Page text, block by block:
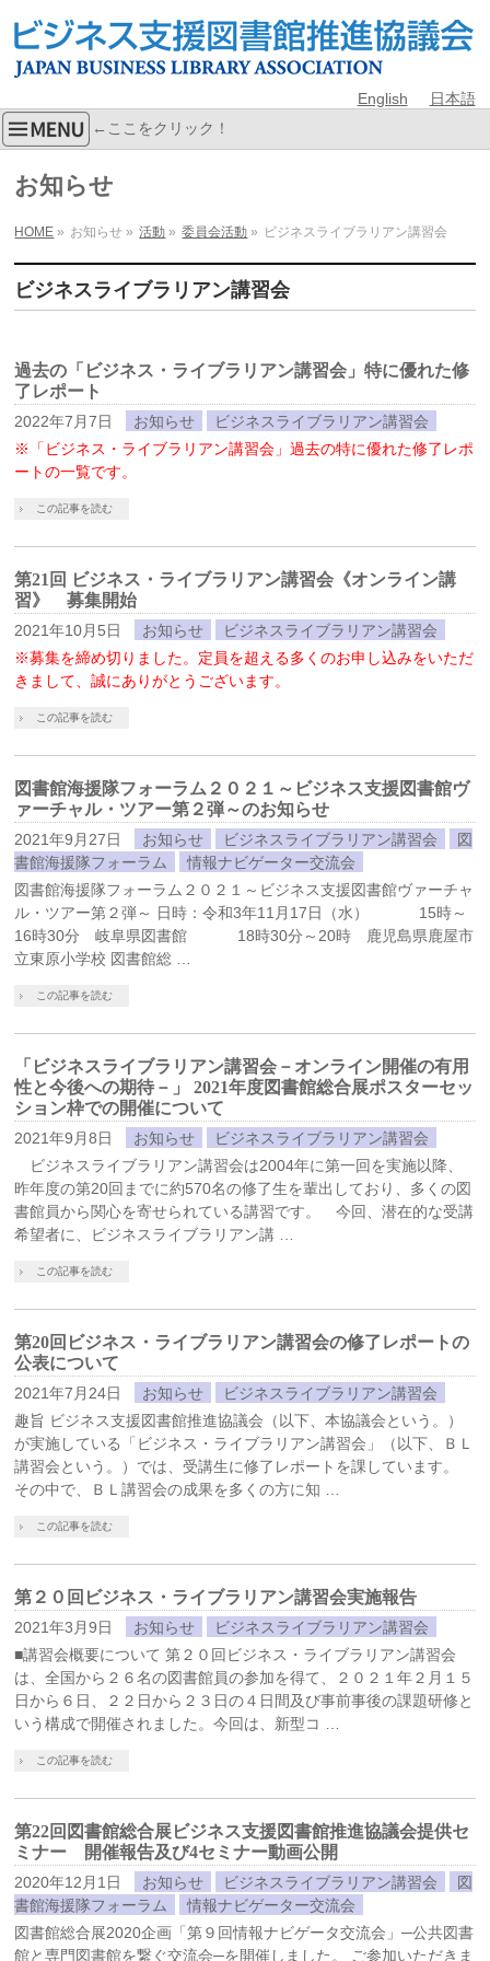
English 日本語
←ここをクリック！
お知らせ
HOME » お知らせ » 活動 » 委員会活動 » ビジネスライブラリアン講習会
ビジネスライブラリアン講習会
過去の「ビジネス・ライブラリアン講習会」特に優れた修
了レポート
2022年7月7日 お知らせ
ビジネスライブラリアン講習会
※「ビジネス・ライブラリアン講習会」過去の特に優れた修了レポ
ートの一覧です。
この記事を読む
第21回 ビジネス・ライブラリアン講習会《オンライン講
習》 募集開始
2021年10月5日 お知らせ
ビジネスライブラリアン講習会
※募集を締め切りました。定員を超える多くのお申し込みをいただ
きまして、誠にありがとうございます。
この記事を読む
図書館海援隊フォーラム２０２１～ビジネス支援図書館ヴ
ァーチャル・ツアー第２弾～のお知らせ
2021年9月27日 お知らせ ビジネスライブラリアン講習会
図
書館海援隊フォーラム
情報ナビゲーター交流会
図書館海援隊フォーラム２０２１～ビジネス支援図書館ヴァーチャ
ル・ツアー第２弾～ 日時：令和3年11月17日（水） 15時～
16時30分 岐阜県図書館 18時30分～20時 鹿児島県鹿屋市
立東原小学校 図書館総 …
この記事を読む
「ビジネスライブラリアン講習会－オンライン開催の有用
性と今後への期待－」 2021年度図書館総合展ポスターセッ
ション枠での開催について
2021年9月8日 お知らせ
ビジネスライブラリアン講習会
ビジネスライブラリアン講習会は2004年に第一回を実施以降、
昨年度の第20回までに約570名の修了生を輩出しており、多くの図
書館員から関心を寄せられている講習です。 今回、潜在的な受講
希望者に、ビジネスライブラリアン講 …
この記事を読む
第20回ビジネス・ライブラリアン講習会の修了レポートの
公表について
2021年7月24日 お知らせ
ビジネスライブラリアン講習会
趣旨 ビジネス支援図書館推進協議会（以下、本協議会という。）
が実施している「ビジネス・ライブラリアン講習会」（以下、ＢＬ
講習会という。）では、受講生に修了レポートを課しています。
その中で、ＢＬ講習会の成果を多くの方に知 …
この記事を読む
第２０回ビジネス・ライブラリアン講習会実施報告
2021年3月9日 お知らせ
ビジネスライブラリアン講習会
■講習会概要について 第２０回ビジネス・ライブラリアン講習会
は、全国から２６名の図書館員の参加を得て、２０２１年２月１５
日から６日、２２日から２３日の４日間及び事前事後の課題研修と
いう構成で開催されました。今回は、新型コ …
この記事を読む
第22回図書館総合展ビジネス支援図書館推進協議会提供セ
ミナー 開催報告及び4セミナー動画公開
2020年12月1日 お知らせ ビジネスライブラリアン講習会
図
書館海援隊フォーラム
情報ナビゲーター交流会
図書館総合展2020企画「第９回情報ナビゲータ交流会」─公共図書
館と専門図書館を繋ぐ交流会─を開催しました。 ご参加いただきま